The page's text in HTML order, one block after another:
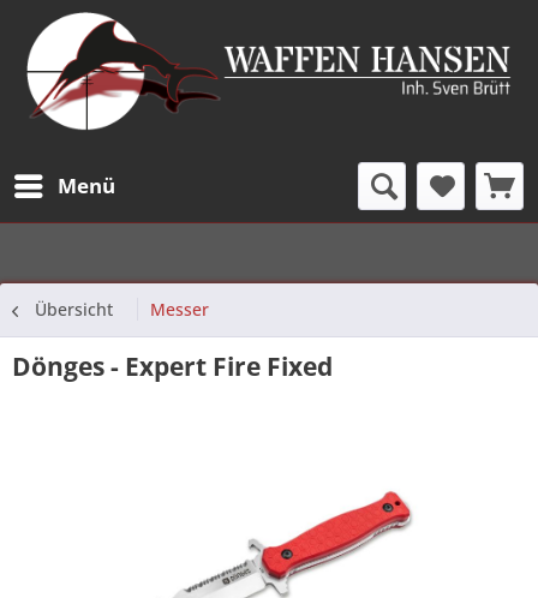
Menü
Übersicht Messer
Dönges - Expert Fire Fixed